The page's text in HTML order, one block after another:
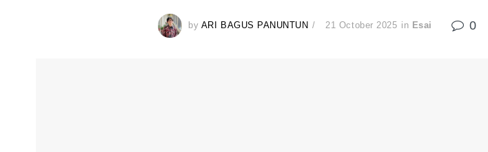
by ARI BAGUS PANUNTUN 21 October 2025 in Esai 0